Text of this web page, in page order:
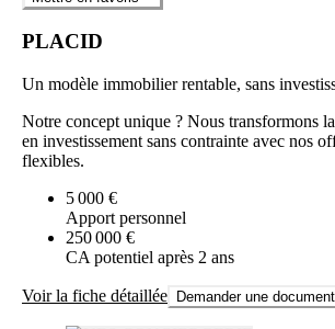
PLACID
Un modèle immobilier rentable, sans
Notre concept unique ? Nous transformons
en investissement sans contrainte avec nos
flexibles.
5 000 €
Apport personnel
250 000 €
CA potentiel après 2 ans
Voir la fiche détaillée Demander une